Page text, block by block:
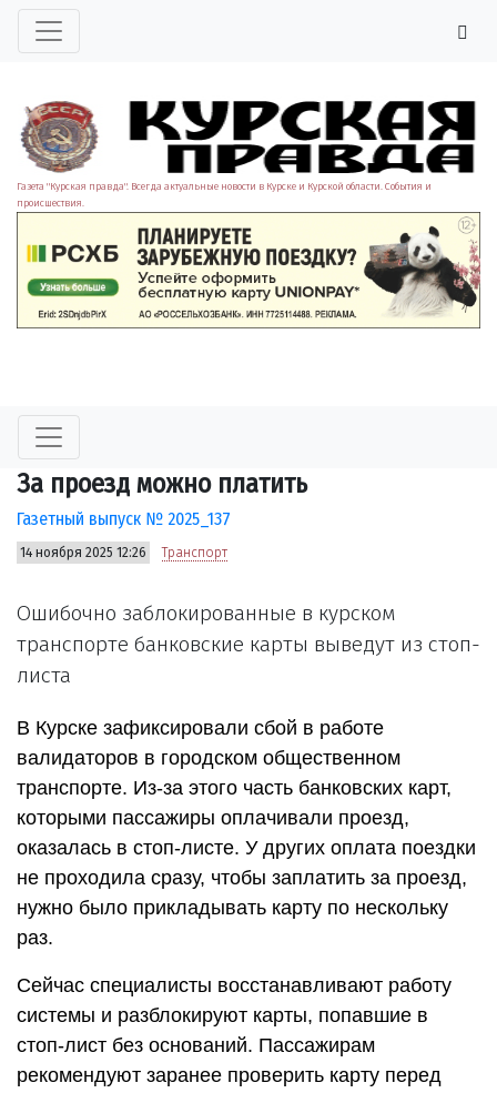
Газета "Курская правда". Всегда актуальные новости в Курске и Курской области. События и
происшествия.
За проезд можно платить
Газетный выпуск № 2025_137
14 ноября 2025 12:26 Транспорт
Ошибочно заблокированные в курском
транспорте банковские карты выведут из стоп-
листа
В Курске зафиксировали сбой в работе
валидаторов в городском общественном
транспорте. Из-за этого часть банковских карт,
которыми пассажиры оплачивали проезд,
оказалась в стоп-листе. У других оплата поездки
не проходила сразу, чтобы заплатить за проезд,
нужно было прикладывать карту по нескольку
раз.
Сейчас специалисты восстанавливают работу
системы и разблокируют карты, попавшие в
стоп-лист без оснований. Пассажирам
рекомендуют заранее проверить карту перед